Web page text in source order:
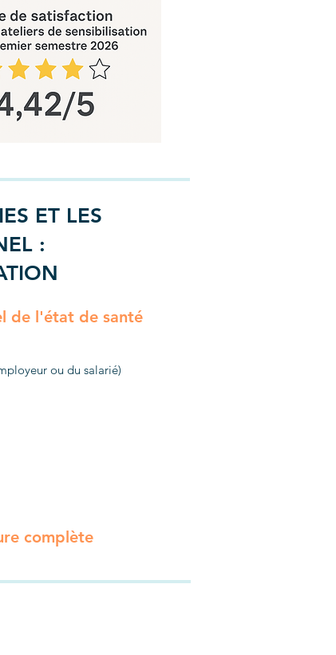
ET LES
:
de l'état de santé
ou du salarié)
complète